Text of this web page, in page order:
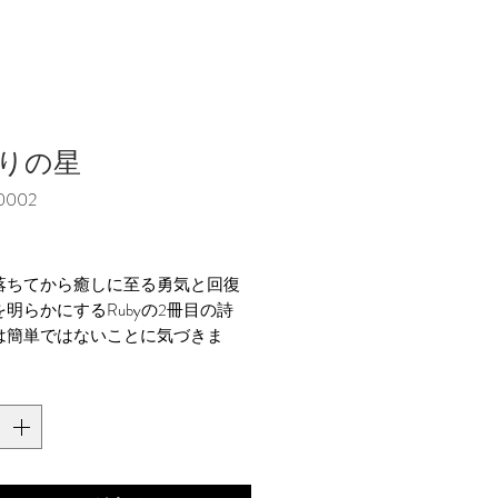
の星
ちてから癒しに至る勇気と回復
明らかにするRubyの2冊目の詩
簡単ではないことに気づきま
ます。
：書籍は通常の配送で掲載さ
海外の読者は、本が届くまで最